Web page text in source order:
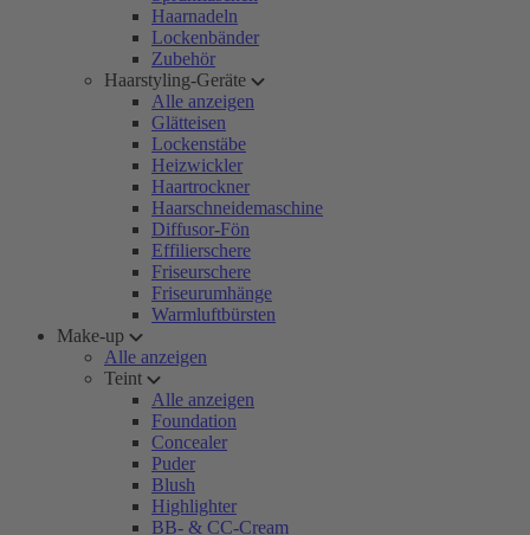
Haarnadeln
Lockenbänder
Zubehör
Haarstyling-Geräte
Alle anzeigen
Glätteisen
Lockenstäbe
Heizwickler
Haartrockner
Haarschneidemaschine
Diffusor-Fön
Effilierschere
Friseurschere
Friseurumhänge
Warmluftbürsten
Make-up
Alle anzeigen
Teint
Alle anzeigen
Foundation
Concealer
Puder
Blush
Highlighter
BB- & CC-Cream